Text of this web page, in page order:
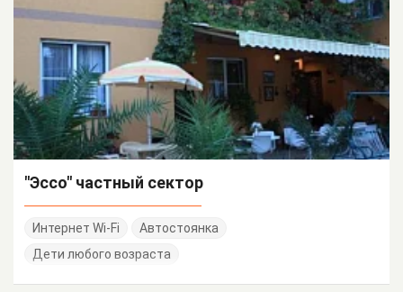
"Эссо" частный сектор
Интернет Wi-Fi
Автостоянка
Дети любого возраста